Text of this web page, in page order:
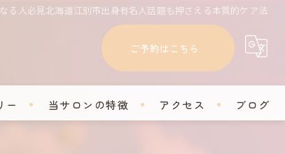
る人必見北海道江別市出身有名人話題も押さえる本質的ケア法
ご予約はこちら
ー 当サロンの特徴 アクセス ブログ